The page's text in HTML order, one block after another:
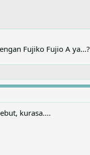
Fujiko Fujio A ya...?
kurasa....